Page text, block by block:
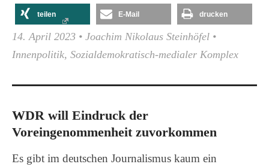
teilen E-Mail drucken
14. April 2023 • Joachim Nikolaus Steinhöfel •
Innenpolitik, Sozialdemokratisch-medialer Komplex
WDR will Eindruck der
Voreingenommenheit zuvorkommen
Es gibt im deutschen Journalismus kaum ein